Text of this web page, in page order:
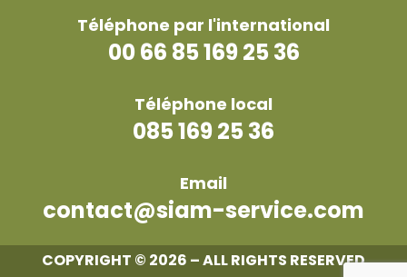
Téléphone par l'international
00 66 85 169 25 36
Téléphone local
085 169 25 36
Email
contact@siam-service.com
COPYRIGHT © 2026 – ALL RIGHTS RESERVED